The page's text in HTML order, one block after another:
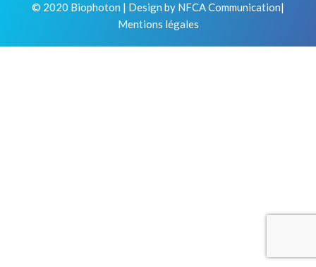
© 2020 Biophoton | Design by NFCA Communication|
Mentions légales